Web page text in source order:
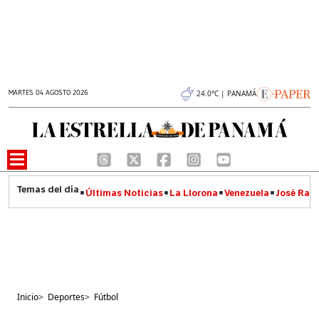
MARTES 04 AGOSTO 2026 24.0°C | PANAMÁ
Últimas Noticias La Llorona Venezuela José
Inicio> Deportes> Fútbol